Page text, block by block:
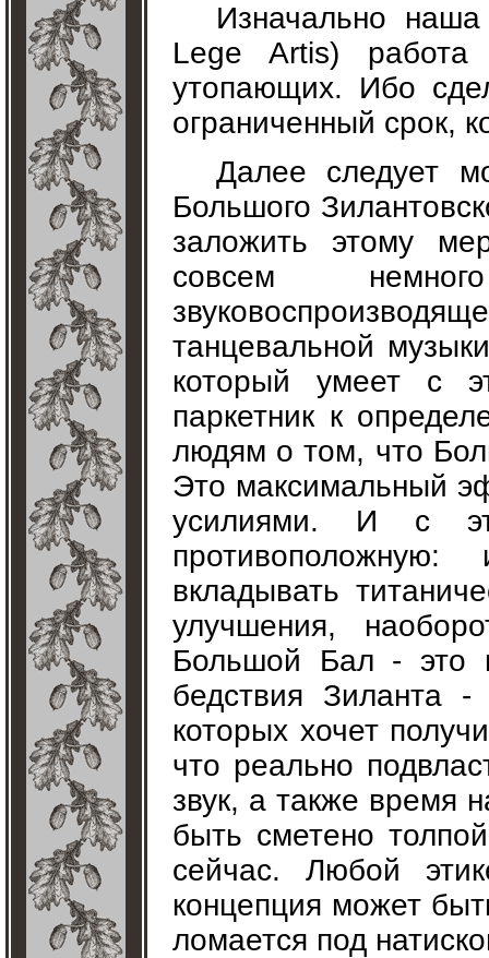
Изначально
Lege Artis)
утопающих. Ибо
ограниченный срок,
Далее следует
Большого
заложить этому
совсем
танцевальной
который умеет с
паркетник к
людям о том, что
Это максимальный
усилиями. И с
вкладывать
улучшения,
Большой Бал - это
бедствия Зиланта
которых хочет
что реально
звук, а также время
быть сметено
сейчас. Любой
концепция может
ломается под